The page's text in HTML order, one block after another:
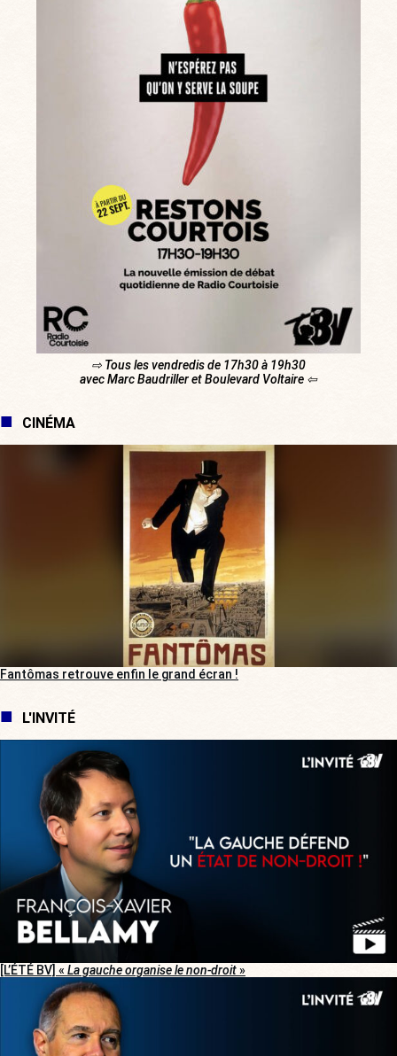
⇨ Tous les vendredis de 17h30 à 19h30
avec Marc Baudriller et Boulevard Voltaire ⇦
CINÉMA
Fantômas retrouve enfin le grand écran !
L'INVITÉ
[L’ÉTÉ BV] « La gauche organise le non-droit»